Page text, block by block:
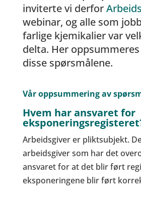
inviterte vi derfor
webinar, og alle som
farlige kjemikalier var
delta. Her
disse spørsmålene.
Vår oppsummering av
Hvem har ansvaret for
Arbeidsgiver er pliktsubjekt.
arbeidsgiver som har det
ansvaret for at det blir ført
eksponeringene blir ført